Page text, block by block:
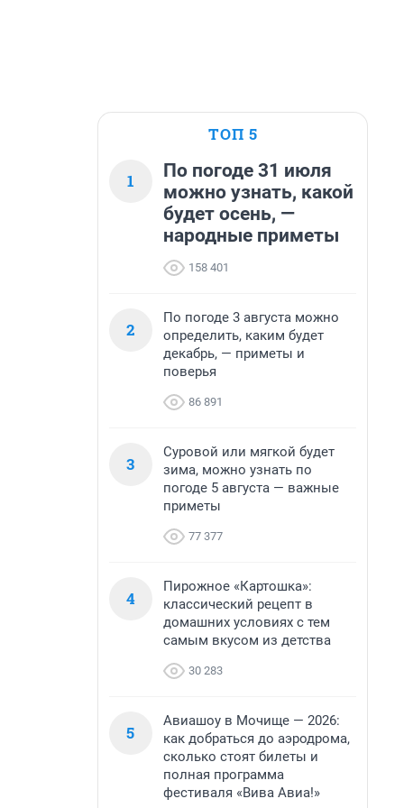
ТОП 5
1
По погоде 31 июля
можно узнать, какой
будет осень, —
народные приметы
158 401
2
По погоде 3 августа можно
определить, каким будет
декабрь, — приметы и
поверья
86 891
3
Суровой или мягкой будет
зима, можно узнать по
погоде 5 августа — важные
приметы
77 377
4
Пирожное «Картошка»:
классический рецепт в
домашних условиях с тем
самым вкусом из детства
30 283
5
Авиашоу в Мочище — 2026:
как добраться до аэродрома,
сколько стоят билеты и
полная программа
фестиваля «Вива Авиа!»